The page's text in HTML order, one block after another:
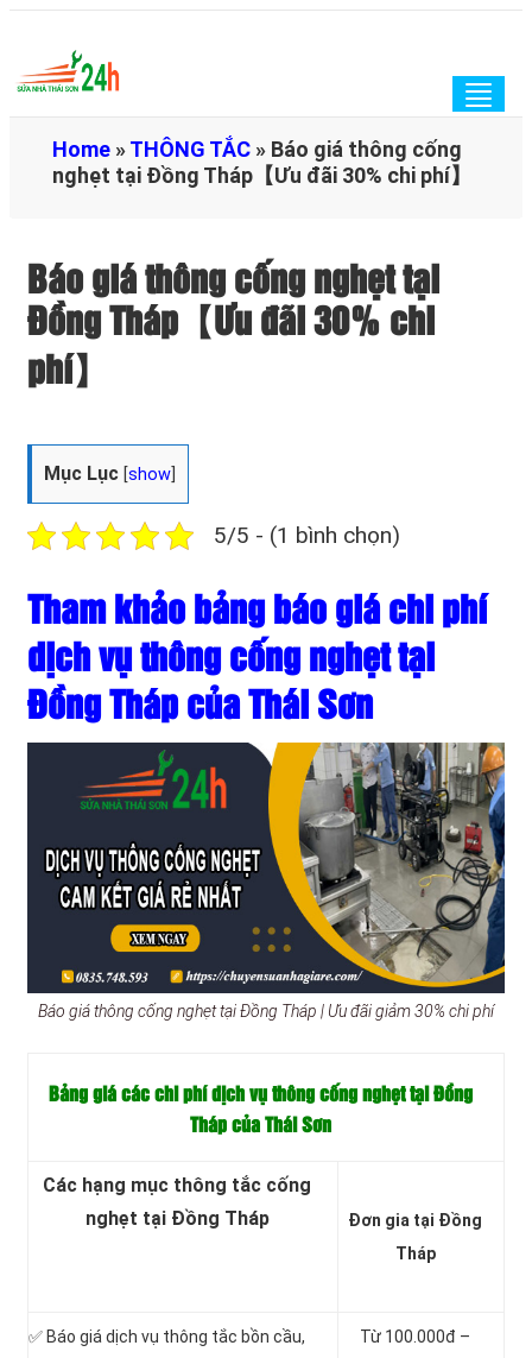
Home »THÔNG TẮC » Báo giá thông cống
nghẹt tại Đồng Tháp【Ưu đãi 30% chi phí】
Báo giá thông cống nghẹt tại
Đồng Tháp【Ưu đãi 30% chi
phí】
Mục Lục [show
5/5 - (1 bình chọn)
Tham khảo bảng báo giá chi phí
dịch vụ thông cống nghẹt tại
Đồng Tháp của Thái Sơn
Báo giá thông cống nghẹt tại Đồng Tháp | Ưu đãi giảm 30% chi phí
Bảng giá các chi phí dịch vụ thông cống nghẹt tại Đồng
Tháp của Thái Sơn
Các hạng mục thông tắc cống
nghẹt tại Đồng Tháp
Đơn gia tại Đồng
Tháp
✅ Báo giá dịch vụ thông tắc bồn cầu,
Từ 100.000đ –